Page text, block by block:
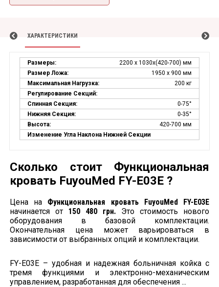
ХАРАКТЕРИСТИКИ
Размеры:
2200 х 1030х(420-700) мм
Размер Ложа:
1950 х 900 мм
Максимальная Нагрузка:
200 кг
Регулирование Секций:
Спинная Секция:
0-75°
Нижняя Секция:
0-35°
Высота:
420-700 мм
Изменение Угла Наклона Нижней Секции
Сколько стоит Функциональная
кровать FuyouMed FY-E03E ?
Цена на Функциональная кровать FuyouMed FY-E03E
начинается от 150 480 грн. Это стоимость нового
оборудования в базовой комплектации.
Окончательная цена может варьироваться в
зависимости от выбранных опций и комплектации.
FY-E03E – удобная и надежная больничная койка с
тремя функциями и электронно-механическим
управлением, разработанная для обеспечения ...